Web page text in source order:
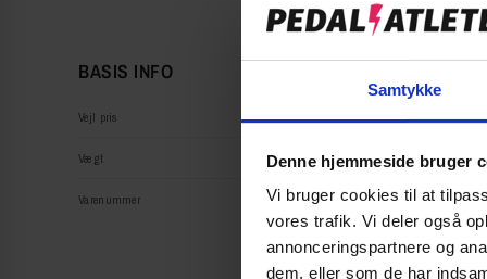
Samtykke
Denne hjemmeside bruger
Vi bruger cookies til at
vores trafik. Vi deler også
annonceringspartnere og
dem, eller som de har
BASIS INFO
Vejl pris
Vægt
Varenummer